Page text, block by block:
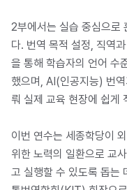
2부에서는 실습 중심으로
다. 번역 목적 설정, 직역
을 통해 학습자의 언어 수
했으며, AI(인공지능) 번
뤄 실제 교육 현장에 쉽게
이번 연수는 세종학당이
위한 노력의 일환으로 교
고 실행할 수 있도록 돕는